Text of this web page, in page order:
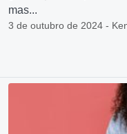
mas...
3 de outubro de 2024 -